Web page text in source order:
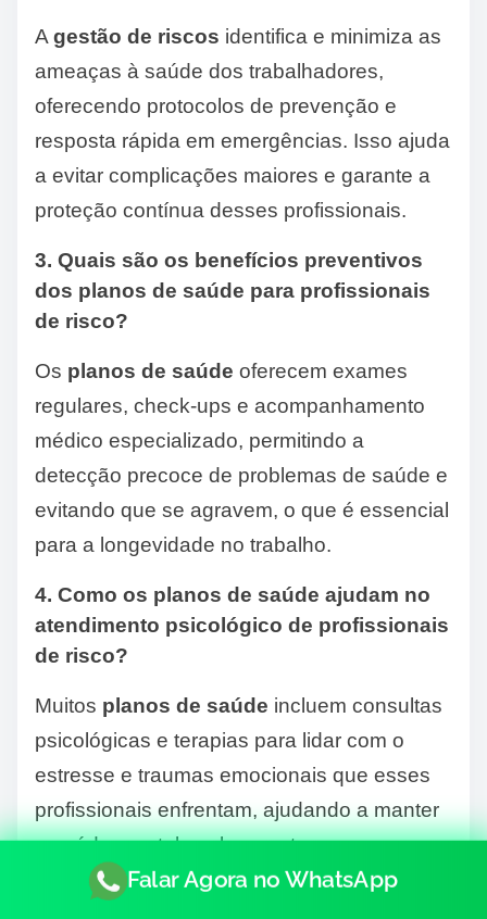
A gestão de riscos identifica e minimiza as
ameaças à saúde dos trabalhadores,
oferecendo protocolos de prevenção e
resposta rápida em emergências. Isso ajuda
a evitar complicações maiores e garante a
proteção contínua desses profissionais.
3. Quais são os benefícios preventivos
dos planos de saúde para profissionais
de risco?
Os planos de saúde oferecem exames
regulares, check-ups e acompanhamento
médico especializado, permitindo a
detecção precoce de problemas de saúde e
evitando que se agravem, o que é essencial
para a longevidade no trabalho.
4. Como os planos de saúde ajudam no
atendimento psicológico de profissionais
de risco?
Muitos planos de saúde incluem consultas
psicológicas e terapias para lidar com o
estresse e traumas emocionais que esses
profissionais enfrentam, ajudando a manter
a saúde mental e o bem-estar.
5. O que um plano de saúde deve cobrir
Falar Agora no WhatsApp